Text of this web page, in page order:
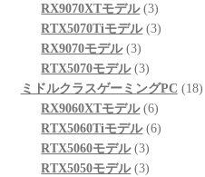
の
商
個
の
品
RX9070XTモデル 33
個
品
RTX5070Tiモデル 33
商
品
RX9070モデル 33
個
の
商
品
RTX5070モデル 33
個
の
商
品
ミドルクラスゲーミングPC 1818
RX9060XTモデル 66
個
RTX5060Tiモデル 66
RTX5060モデル 33
個
RTX5050モデル 33